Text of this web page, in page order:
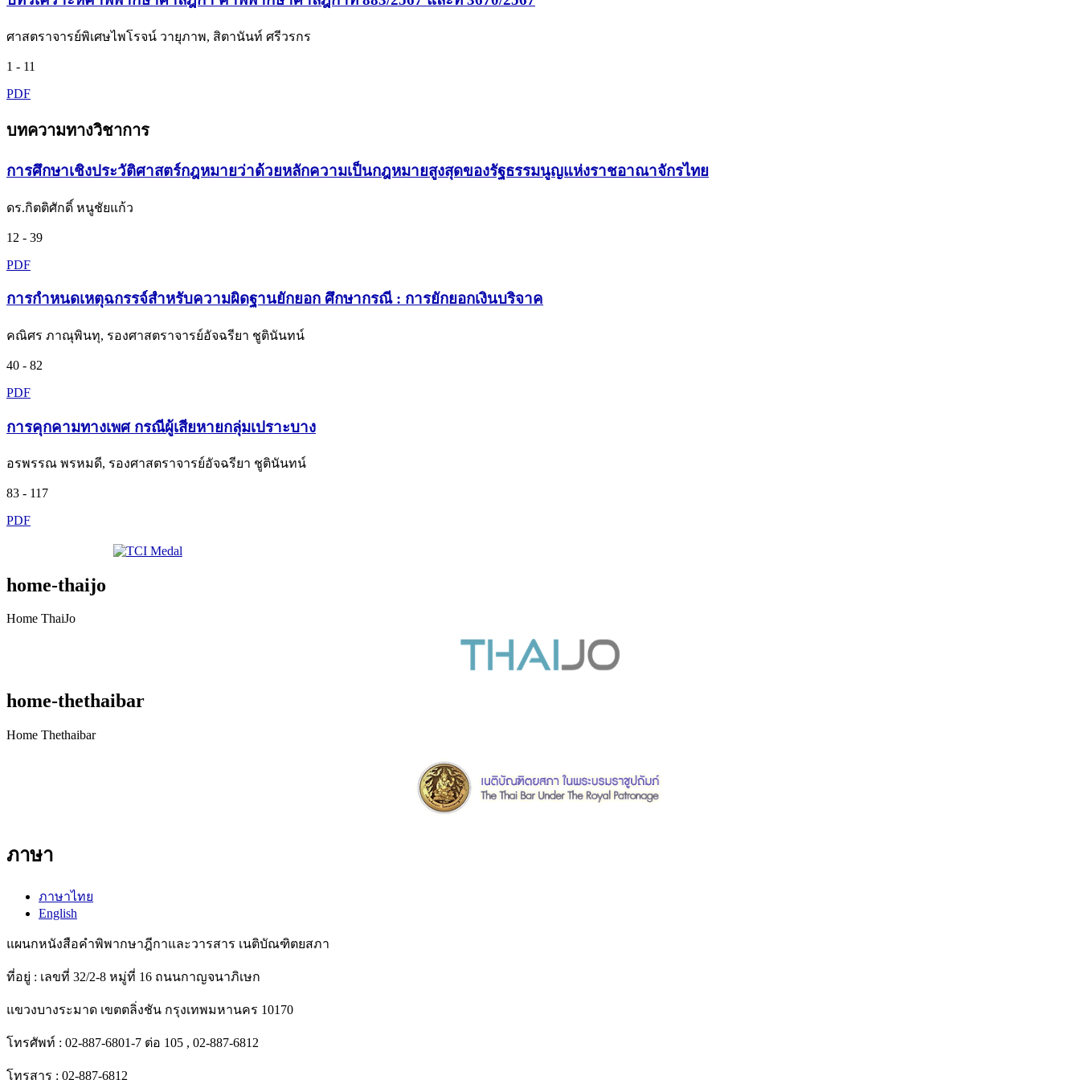
ศาสตราจารย์พิเศษไพโรจน์ วายุภาพ, สิตานันท์ ศรีวรกร
1 - 11
PDF
บทความทางวิชาการ
การศึกษาเชิงประวัติศาสตร์กฎหมายว่าด้วยหลักความเป็นกฎหมายสูงสุดของรัฐธรรมนูญแห่งราชอาณาจักรไทย
ดร.กิตติศักดิ์ หนูชัยแก้ว
12 - 39
PDF
การกำหนดเหตุฉกรรจ์สำหรับความผิดฐานยักยอก ศึกษากรณี : การยักยอกเงินบริจาค
คณิศร ภาณุพินทุ, รองศาสตราจารย์อัจฉรียา ชูตินันทน์
40 - 82
PDF
การคุกคามทางเพศ กรณีผู้เสียหายกลุ่มเปราะบาง
อรพรรณ พรหมดี, รองศาสตราจารย์อัจฉรียา ชูตินันทน์
83 - 117
PDF
home-thaijo
Home ThaiJo
home-thethaibar
Home Thethaibar
ภาษา
ภาษาไทย
English
แผนกหนังสือคำพิพากษาฎีกาและวารสาร เนติบัณฑิตยสภา
ที่อยู่ : เลขที่ 32/2-8 หมู่ที่ 16 ถนนกาญจนาภิเษก
แขวงบางระมาด เขตตลิ่งชัน กรุงเทพมหานคร 10170
โทรศัพท์ : 02-887-6801-7 ต่อ 105 , 02-887-6812
โทรสาร : 02-887-6812